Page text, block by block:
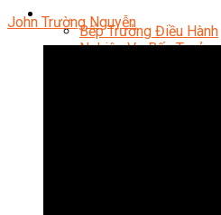
Đầu Bếp
Bếp Trưởng Điều Hành
Nghiệp Vụ Bếp Trưởng
John Trường Nguyễn